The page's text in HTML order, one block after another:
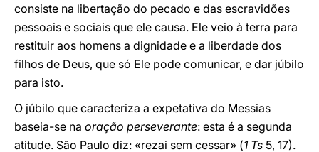
consiste na libertação do pecado e das escravidões
pessoais e sociais que ele causa. Ele veio à terra para
restituir aos homens a dignidade e a liberdade dos
filhos de Deus, que só Ele pode comunicar, e dar júbilo
para isto.
O júbilo que caracteriza a expetativa do Messias
baseia-se na oração perseverante: esta é a segunda
atitude. São Paulo diz: «rezai sem cessar» (1 Ts 5, 17).